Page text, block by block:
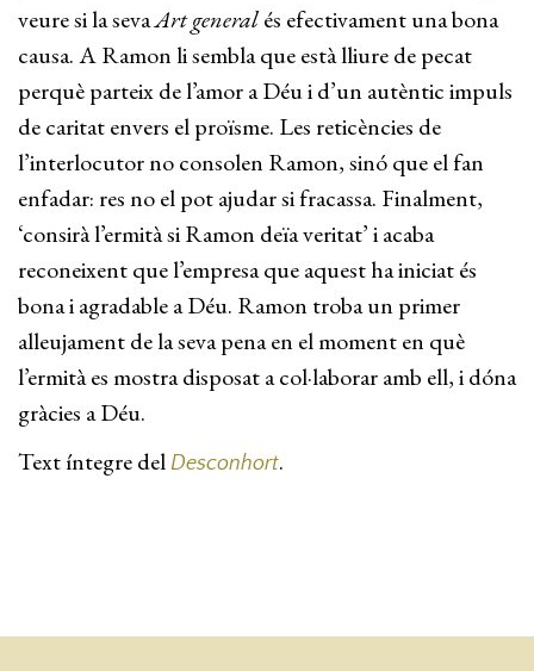
veure si la sevaArt generalés efectivament una bona
causa. A Ramon li sembla que està lliure de pecat
perquè parteix de l’amor a Déu i d’un autèntic impuls
de caritat envers el proïsme. Les reticències de
l’interlocutor no consolen Ramon, sinó que el fan
enfadar: res no el pot ajudar si fracassa. Finalment,
‘consirà l’ermità si Ramon deïa veritat’ i acaba
reconeixent que l’empresa que aquest ha iniciat és
bona i agradable a Déu. Ramon troba un primer
alleujament de la seva pena en el moment en què
l’ermità es mostra disposat a col·laborar amb ell, i dóna
gràcies a Déu.
Text íntegre del Desconhort.